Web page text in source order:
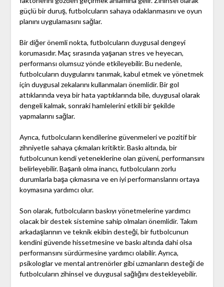
güçlü bir duruş, futbolcuların sahaya odaklanmasını ve oyun
planını uygulamasını sağlar.
Bir diğer önemli nokta, futbolcuların duygusal dengeyi
korumasıdır. Maç sırasında yaşanan stres ve heyecan,
performansı olumsuz yönde etkileyebilir. Bu nedenle,
futbolcuların duygularını tanımak, kabul etmek ve yönetmek
için duygusal zekalarını kullanmaları önemlidir. Bir gol
attıklarında veya bir hata yaptıklarında bile, duygusal olarak
dengeli kalmak, sonraki hamlelerini etkili bir şekilde
yapmalarını sağlar.
Ayrıca, futbolcuların kendilerine güvenmeleri ve pozitif bir
zihniyetle sahaya çıkmaları kritiktir. Baskı altında, bir
futbolcunun kendi yeteneklerine olan güveni, performansını
belirleyebilir. Başarılı olma inancı, futbolcuların zorlu
durumlarla başa çıkmasına ve en iyi performanslarını ortaya
koymasına yardımcı olur.
Son olarak, futbolcuların baskıyı yönetmelerine yardımcı
olacak bir destek sistemine sahip olmaları önemlidir. Takım
arkadaşlarının ve teknik ekibin desteği, bir futbolcunun
kendini güvende hissetmesine ve baskı altında dahi olsa
performansını sürdürmesine yardımcı olabilir. Ayrıca,
psikologlar ve mental antrenörler gibi uzmanların desteği de
futbolcuların zihinsel ve duygusal sağlığını destekleyebilir.